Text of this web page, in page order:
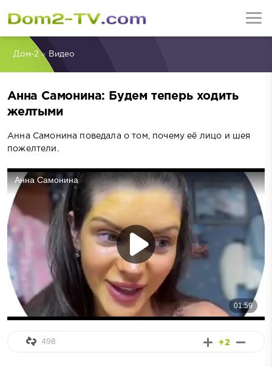
Дом-2» Видео
Анна Самонина: Будем теперь ходить
желтыми
Анна Самонина поведала о том, почему её лицо и шея
пожелтели.
+2
498